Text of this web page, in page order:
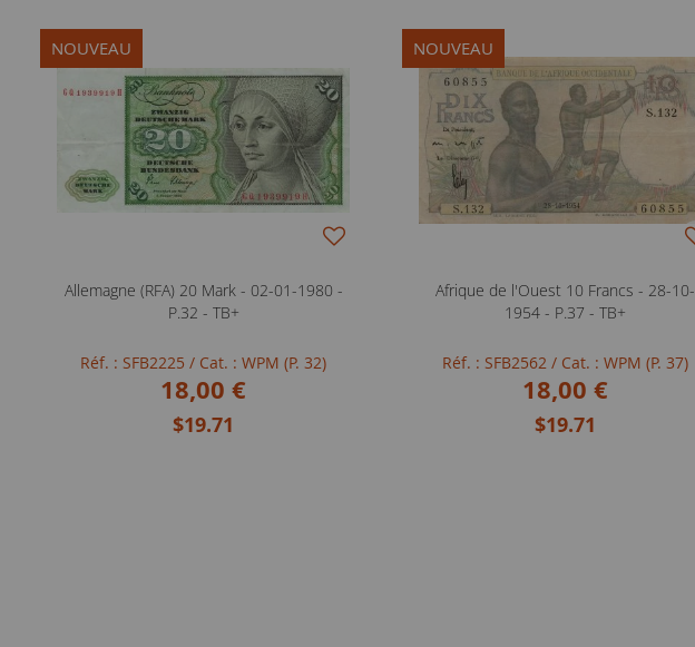
NOUVEAU
Allemagne (RFA) 20 Mark - 02-01-1980 -
P.32 - TB+
Réf. : SFB2225 / Cat. : WPM (P. 32)
18,00 €
$19.71
NOUVEAU
Afrique de l'Ouest 10 Francs - 28-10-
1954 - P.37 - TB+
Réf. : SFB2562 / Cat. : WPM (P. 37)
18,00 €
$19.71